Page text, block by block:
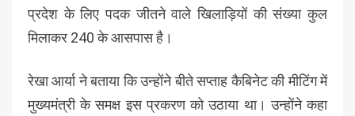
प्रदेश के लिए पदक जीतने वाले खिलाड़ियों की संख्या कुल
मिलाकर 240 के आसपास है।
रेखा आर्या ने बताया कि उन्होंने बीते सप्ताह कैबिनेट की मीटिंग में
मुख्यमंत्री के समक्ष इस प्रकरण को उठाया था। उन्होंने कहा